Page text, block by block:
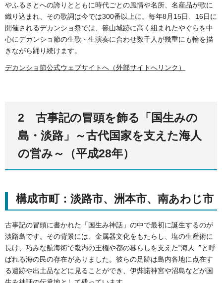
やふるさとへの誇りとともに時代ごとの風情や名所、名産品が歌に
織り込まれ、その歌詞は今では300番以上に。毎年8月15日、16日に
開催されるデカンショ祭では、篠山城跡に高く組まれたやぐらを中
心にデカンショ節の生歌・生演奏に合わせ数千人が幾重にも輪を描
きながら踊り続けます。
デカンショ節公式ウェブサイトへ（外部サイトへリンク）
2 古事記の冒頭を飾る「国生みの
島・淡路」～古代国家を支えた海人
の営み～（平成28年）
構成市町：淡路市、洲本市、南あわじ市
古事記の冒頭に書かれた「国生み神話」の中で最初に誕生するのが
淡路島です。その背景には、金属器文化をもたらし、塩の生産術に
長け、巧みな航海術で畿内の王権や都の暮らしを支えた”海人〞と呼
ばれる海の民の存在がありました。彼らの足跡は島内各地に点在す
る遺跡や出土品などに見ることができ、伊弉諾神宮や沼島などが国